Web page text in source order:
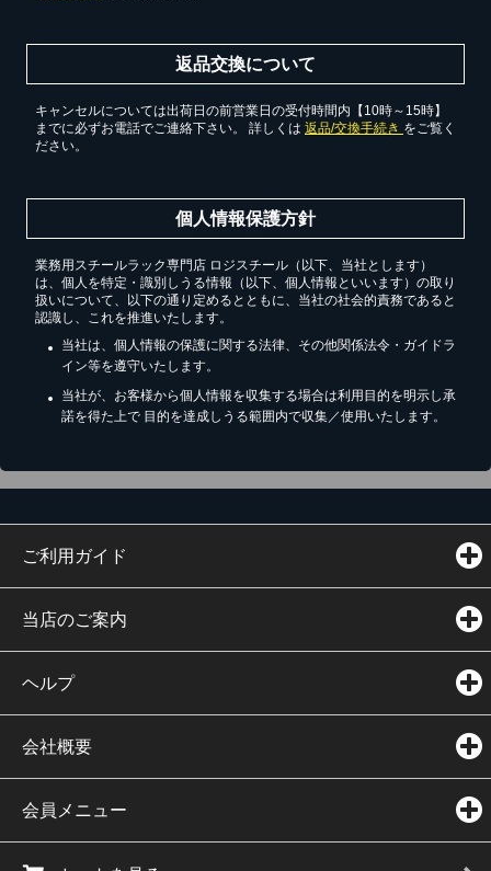
返品交換について
キャンセルについては出荷日の前営業日の受付時間内【10時～15時】
までに必ずお電話でご連絡下さい。 詳しくは 返品/交換手続き をご覧く
ださい。
個人情報保護方針
業務用スチールラック専門店 ロジスチール（以下、当社とします）
は、個人を特定・識別しうる情報（以下、個人情報といいます）の取り
扱いについて、以下の通り定めるとともに、当社の社会的責務であると
認識し、これを推進いたします。
当社は、個人情報の保護に関する法律、その他関係法令・ガイドラ
イン等を遵守いたします。
当社が、お客様から個人情報を収集する場合は利用目的を明示し承
諾を得た上で 目的を達成しうる範囲内で収集／使用いたします。
ご利用ガイド
当店のご案内
ヘルプ
会社概要
会員メニュー